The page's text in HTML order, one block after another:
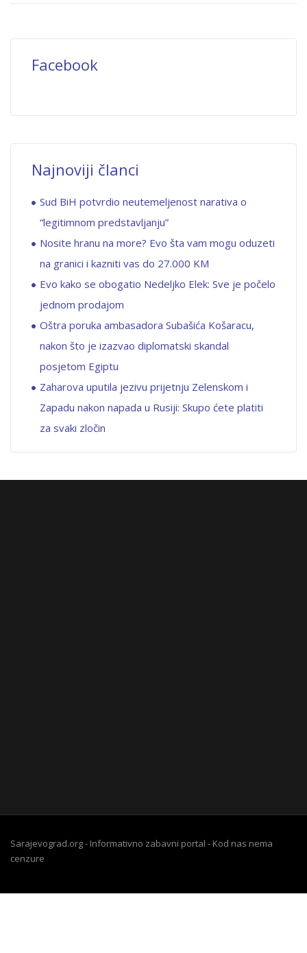
Facebook
Najnoviji članci
Sud BiH potvrdio neutemeljenost narativa o
“legitimnom predstavljanju”
Nosite hranu na more? Evo šta vam mogu oduzeti
na granici i kazniti vas do 27.000 KM
Evo kako se obogatio Nedeljko Elek: Sve je počelo
jednom prodajom
Oštra poruka ambasadora Subašića Košaracu,
nakon što je izazvao diplomatski skandal
posjetom Egiptu
Zaharova uputila jezivu prijetnju Zelenskom i
Zapadu nakon napada u Rusiji: Skupo ćete platiti
za svaki zločin
Sarajevograd.org - Informativno zabavni portal - Kod nas nema
cenzure